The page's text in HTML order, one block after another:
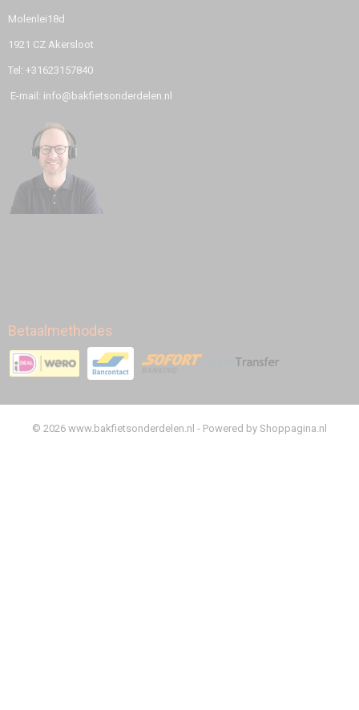
Molenlei18d
1921 CZ Akersloot
Tel: +31623157840
E-mail: info@bakfietsonderdelen.nl
Betaalmethodes
© 2026 www.bakfietsonderdelen.nl - Powered by Shoppagina.nl